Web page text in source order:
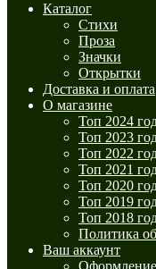
Каталог
Стихи
Проза
Значки
Открытки
Доставка и оплата
О магазине
Топ 2024
Топ 2023
Топ 2022
Топ 2021
Топ 2020
Топ 2019
Топ 2018
Политика
Ваш аккаунт
Оформление